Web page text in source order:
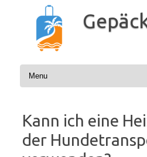
springen
Kann ich eine
der